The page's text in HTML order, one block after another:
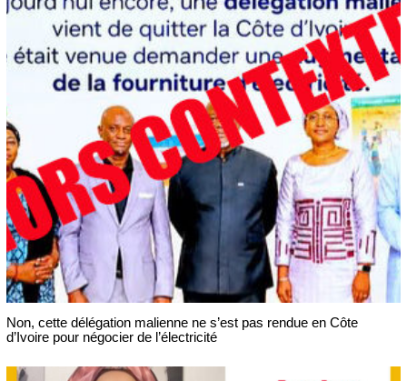
Non, cette délégation malienne ne s’est pas rendue en Côte
d’Ivoire pour négocier de l’électricité